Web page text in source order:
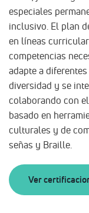
especiales
inclusivo. El plan
en líneas
competencias
adapte a
diversidad y se
colaborando con
basado en
culturales y de
señas y Braille.
Ver